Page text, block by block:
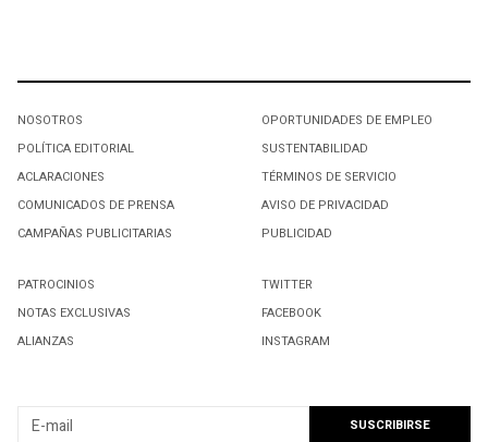
NOSOTROS
POLÍTICA EDITORIAL
ACLARACIONES
COMUNICADOS DE PRENSA
CAMPAÑAS PUBLICITARIAS
OPORTUNIDADES DE EMPLEO
SUSTENTABILIDAD
TÉRMINOS DE SERVICIO
AVISO DE PRIVACIDAD
PUBLICIDAD
PATROCINIOS
NOTAS EXCLUSIVAS
ALIANZAS
TWITTER
FACEBOOK
INSTAGRAM